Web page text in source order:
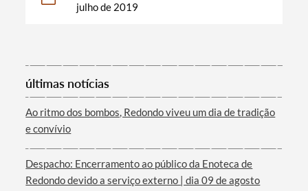
Termo de Pesquisa
julho de 2019
últimas notícias
Ao ritmo dos bombos, Redondo viveu um dia de tradição
e convívio
Despacho: Encerramento ao público da Enoteca de
Redondo devido a serviço externo | dia 09 de agosto